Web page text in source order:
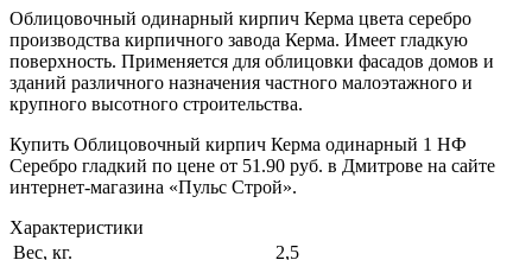
Облицовочный одинарный кирпич Керма цвета серебро
производства кирпичного завода Керма. Имеет гладкую
поверхность. Применяется для облицовки фасадов домов и
зданий различного назначения частного малоэтажного и
крупного высотного строительства.
Купить Облицовочный кирпич Керма одинарный 1 НФ
Серебро гладкий по цене от 51.90 руб. в Дмитрове на сайте
интернет-магазина «Пульс Строй».
Характеристики
Вес, кг.
2,5